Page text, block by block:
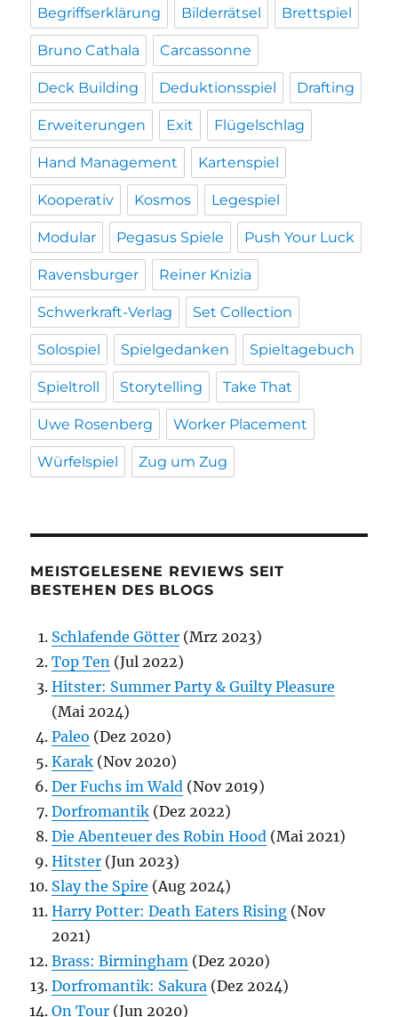
Begriffserklärung Bilderrätsel Brettspiel
Bruno Cathala Carcassonne
Deck Building Deduktionsspiel Drafting
Erweiterungen Exit Flügelschlag
Hand Management Kartenspiel
Kooperativ Kosmos Legespiel
Modular Pegasus Spiele Push Your Luck
Ravensburger Reiner Knizia
Schwerkraft-Verlag Set Collection
Solospiel Spielgedanken Spieltagebuch
Spieltroll Storytelling Take That
Uwe Rosenberg Worker Placement
Würfelspiel Zug um Zug
MEISTGELESENE REVIEWS SEIT
BESTEHEN DES BLOGS
Schlafende Götter (Mrz 2023)
Top Ten (Jul 2022)
Hitster: Summer Party & Guilty Pleasure
(Mai 2024)
Paleo (Dez 2020)
Karak (Nov 2020)
Der Fuchs im Wald (Nov 2019)
Dorfromantik (Dez 2022)
Die Abenteuer des Robin Hood (Mai 2021)
Hitster (Jun 2023)
Slay the Spire (Aug 2024)
Harry Potter: Death Eaters Rising (Nov
2021)
Brass: Birmingham (Dez 2020)
Dorfromantik: Sakura (Dez 2024)
On Tour (Jun 2020)